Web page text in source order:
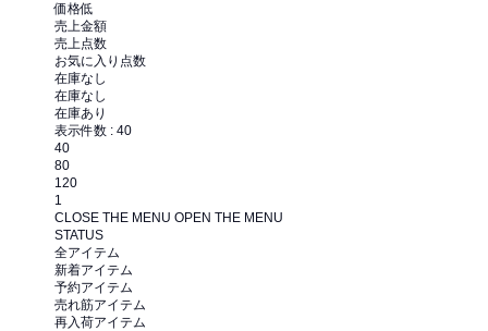
価格低
売上金額
売上点数
お気に入り点数
在庫なし
在庫なし
在庫あり
表示件数 : 40
40
80
120
1
CLOSE THE MENU OPEN THE MENU
STATUS
全アイテム
新着アイテム
予約アイテム
売れ筋アイテム
再入荷アイテム